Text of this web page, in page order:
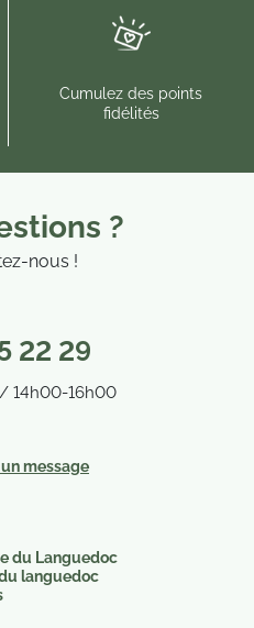
Cumulez des points
fidélités
?
nous !
22 29
14h00-16h00
message
du Languedoc
languedoc